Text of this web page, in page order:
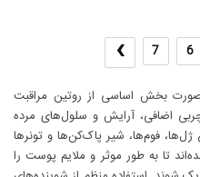
6
7
›
بخش اساسی از روتین مراقبت
اضافی، آرایش و سلول‌های مرده
فوم‌ها، شیر پاک‌کن‌ها و تونرها
تا به طور موثر و ملایم پوست را